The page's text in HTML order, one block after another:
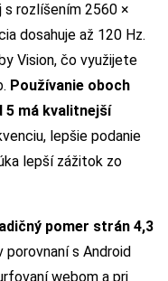
s rozlíšením 2560 ×
dosahuje až 120 Hz.
Vision, čo využijete
Používanie oboch
5 má kvalitnejší
lepšie podanie
lepší zážitok zo
pomer strán 4,3
porovnaní s Android
webom a pri